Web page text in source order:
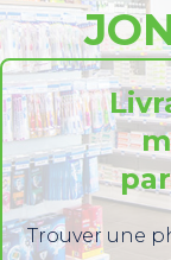
Trouver une